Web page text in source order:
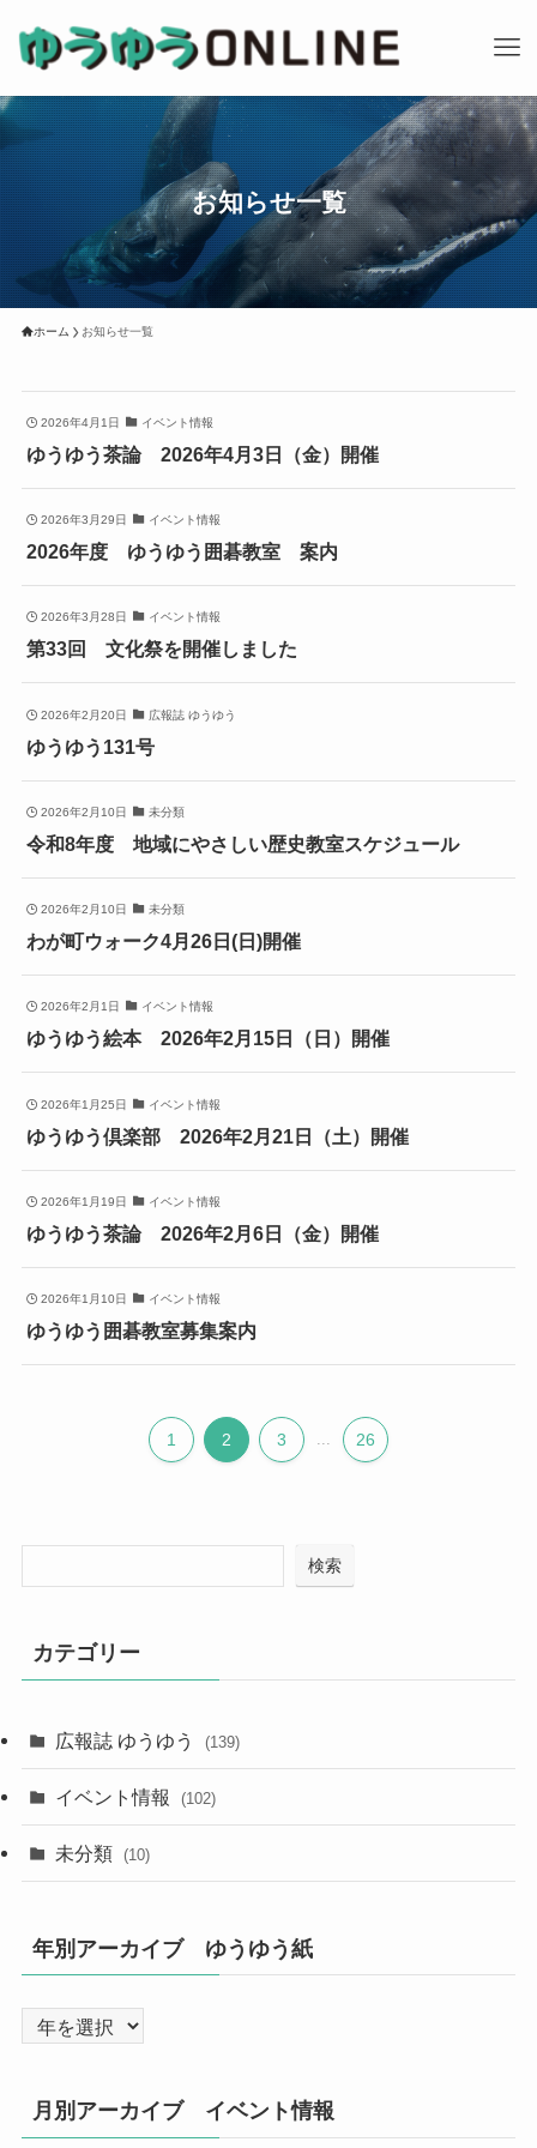
お知らせ一覧
ホーム お知らせ一覧
2026年4月1日 イベント情報
ゆうゆう茶論 2026年4月3日（金）開催
2026年3月29日 イベント情報
2026年度 ゆうゆう囲碁教室 案内
2026年3月28日 イベント情報
第33回 文化祭を開催しました
2026年2月20日 広報誌 ゆうゆう
ゆうゆう131号
2026年2月10日 未分類
令和8年度 地域にやさしい歴史教室スケジュール
2026年2月10日 未分類
わが町ウォーク4月26日(日)開催
2026年2月1日 イベント情報
ゆうゆう絵本 2026年2月15日（日）開催
2026年1月25日 イベント情報
ゆうゆう倶楽部 2026年2月21日（土）開催
2026年1月19日 イベント情報
ゆうゆう茶論 2026年2月6日（金）開催
2026年1月10日 イベント情報
ゆうゆう囲碁教室募集案内
1 2 3 ... 26
検索
カテゴリー
広報誌 ゆうゆう (139)
イベント情報 (102)
未分類 (10)
年別アーカイブ ゆうゆう紙
月別アーカイブ イベント情報